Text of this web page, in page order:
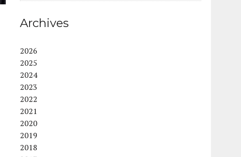
Archives
2026
2025
2024
2023
2022
2021
2020
2019
2018